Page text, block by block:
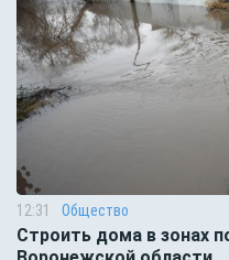
12:31 Общество
Строить дома в зонах